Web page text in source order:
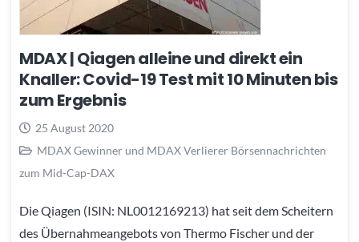
MDAX | Qiagen alleine und direkt ein
Knaller: Covid-19 Test mit 10 Minuten bis
zum Ergebnis
25 August 2020
MDAX Gewinner und MDAX Verlierer Börsennachrichten
zum Mid-Cap-DAX
Die Qiagen (ISIN: NL0012169213) hat seit dem Scheitern
des Übernahmeangebots von Thermo Fischer und der